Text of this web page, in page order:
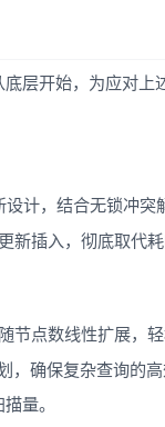
层开始，为应对
计，结合无锁冲突
插入，彻底取代
点数线性扩展，轻
确保复杂查询的高
量。